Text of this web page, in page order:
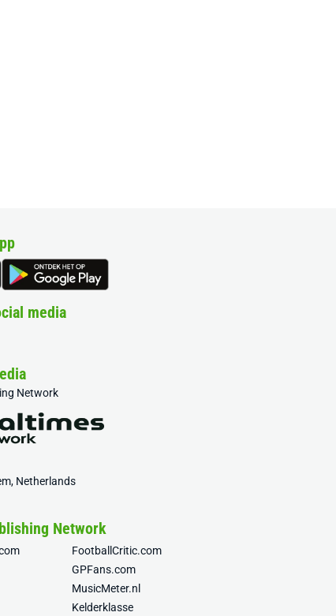
media
Network
Netherlands
Network
FootballCritic.com
GPFans.com
MusicMeter.nl
Kelderklasse